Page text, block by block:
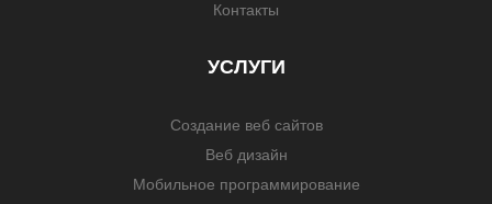
Контакты
УСЛУГИ
Создание веб сайтов
Веб дизайн
Мобильное программирование